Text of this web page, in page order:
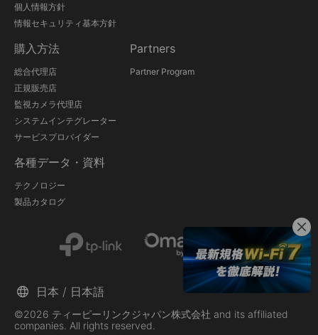
個人情報方針
情報セキュリティ基本方針
購入方法
総合代理店
正規販売店
監視カメラ代理店
システムインテグレーター
サービスプロバイダー
Partners
Partner Program
各種データ・資料
テクノロジー
製品カタログ
©2026 ティーピーリンクジャパン株式会社 and its affiliated
companies. All rights reserved.
日本 / 日本語